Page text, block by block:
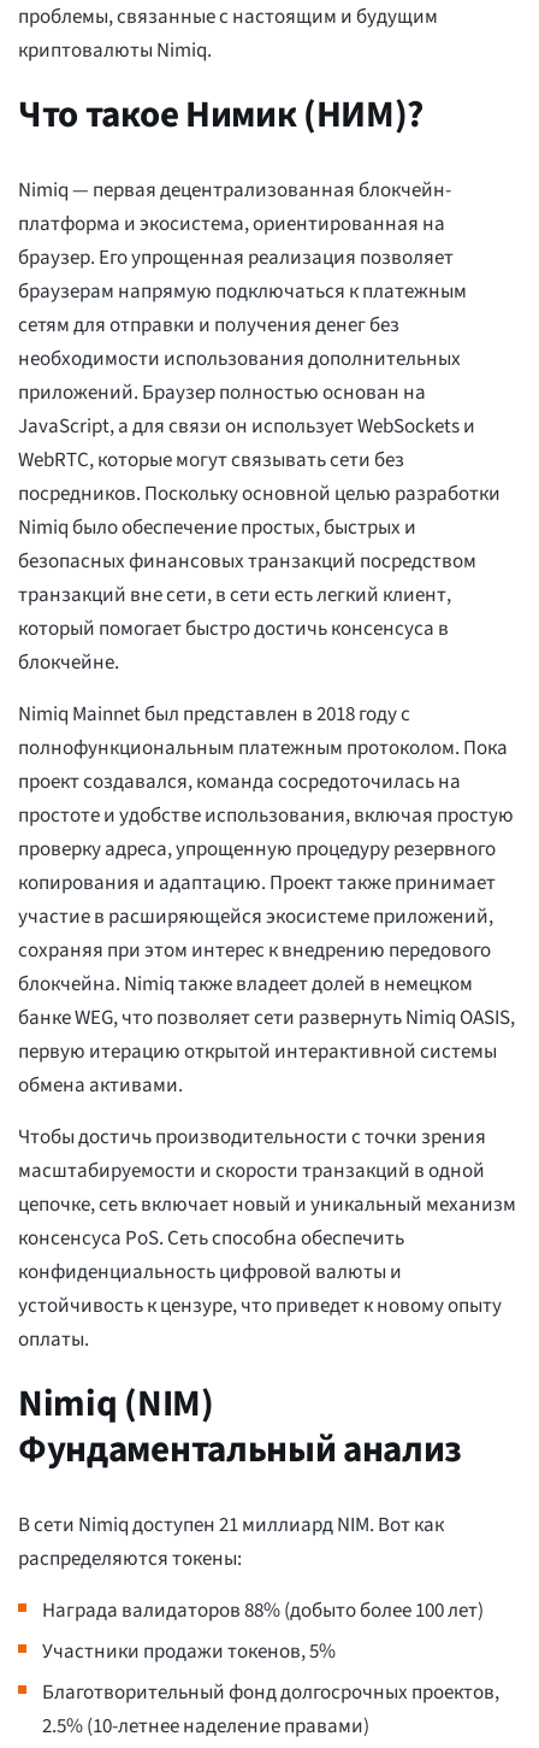
проблемы, связанные с настоящим и будущим
криптовалюты Nimiq.
Что такое Нимик (НИМ)?
Nimiq — первая децентрализованная блокчейн-
платформа и экосистема, ориентированная на
браузер. Его упрощенная реализация позволяет
браузерам напрямую подключаться к платежным
сетям для отправки и получения денег без
необходимости использования дополнительных
приложений. Браузер полностью основан на
JavaScript, а для связи он использует WebSockets и
WebRTC, которые могут связывать сети без
посредников. Поскольку основной целью разработки
Nimiq было обеспечение простых, быстрых и
безопасных финансовых транзакций посредством
транзакций вне сети, в сети есть легкий клиент,
который помогает быстро достичь консенсуса в
блокчейне.
Nimiq Mainnet был представлен в 2018 году с
полнофункциональным платежным протоколом. Пока
проект создавался, команда сосредоточилась на
простоте и удобстве использования, включая простую
проверку адреса, упрощенную процедуру резервного
копирования и адаптацию. Проект также принимает
участие в расширяющейся экосистеме приложений,
сохраняя при этом интерес к внедрению передового
блокчейна. Nimiq также владеет долей в немецком
банке WEG, что позволяет сети развернуть Nimiq OASIS,
первую итерацию открытой интерактивной системы
обмена активами.
Чтобы достичь производительности с точки зрения
масштабируемости и скорости транзакций в одной
цепочке, сеть включает новый и уникальный механизм
консенсуса PoS. Сеть способна обеспечить
конфиденциальность цифровой валюты и
устойчивость к цензуре, что приведет к новому опыту
оплаты.
Nimiq (NIM)
Фундаментальный анализ
В сети Nimiq доступен 21 миллиард NIM. Вот как
распределяются токены:
Награда валидаторов 88% (добыто более 100 лет)
Участники продажи токенов, 5%
Благотворительный фонд долгосрочных проектов,
2.5% (10-летнее наделение правами)